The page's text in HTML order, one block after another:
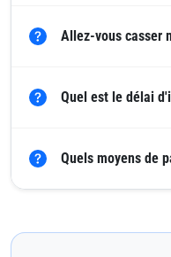
Allez-vous casser
Quel est le délai
Quels moyens de